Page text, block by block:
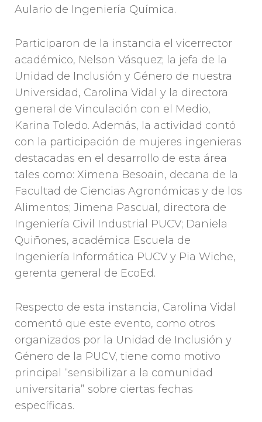
Aulario de Ingeniería Química.
Participaron de la instancia el vicerrector
académico, Nelson Vásquez; la jefa de la
Unidad de Inclusión y Género de nuestra
Universidad, Carolina Vidal y la directora
general de Vinculación con el Medio,
Karina Toledo. Además, la actividad contó
con la participación de mujeres ingenieras
destacadas en el desarrollo de esta área
tales como: Ximena Besoain, decana de la
Facultad de Ciencias Agronómicas y de los
Alimentos; Jimena Pascual, directora de
Ingeniería Civil Industrial PUCV; Daniela
Quiñones, académica Escuela de
Ingeniería Informática PUCV y Pia Wiche,
gerenta general de EcoEd.
Respecto de esta instancia, Carolina Vidal
comentó que este evento, como otros
organizados por la Unidad de Inclusión y
Género de la PUCV, tiene como motivo
principal “sensibilizar a la comunidad
universitaria” sobre ciertas fechas
específicas.